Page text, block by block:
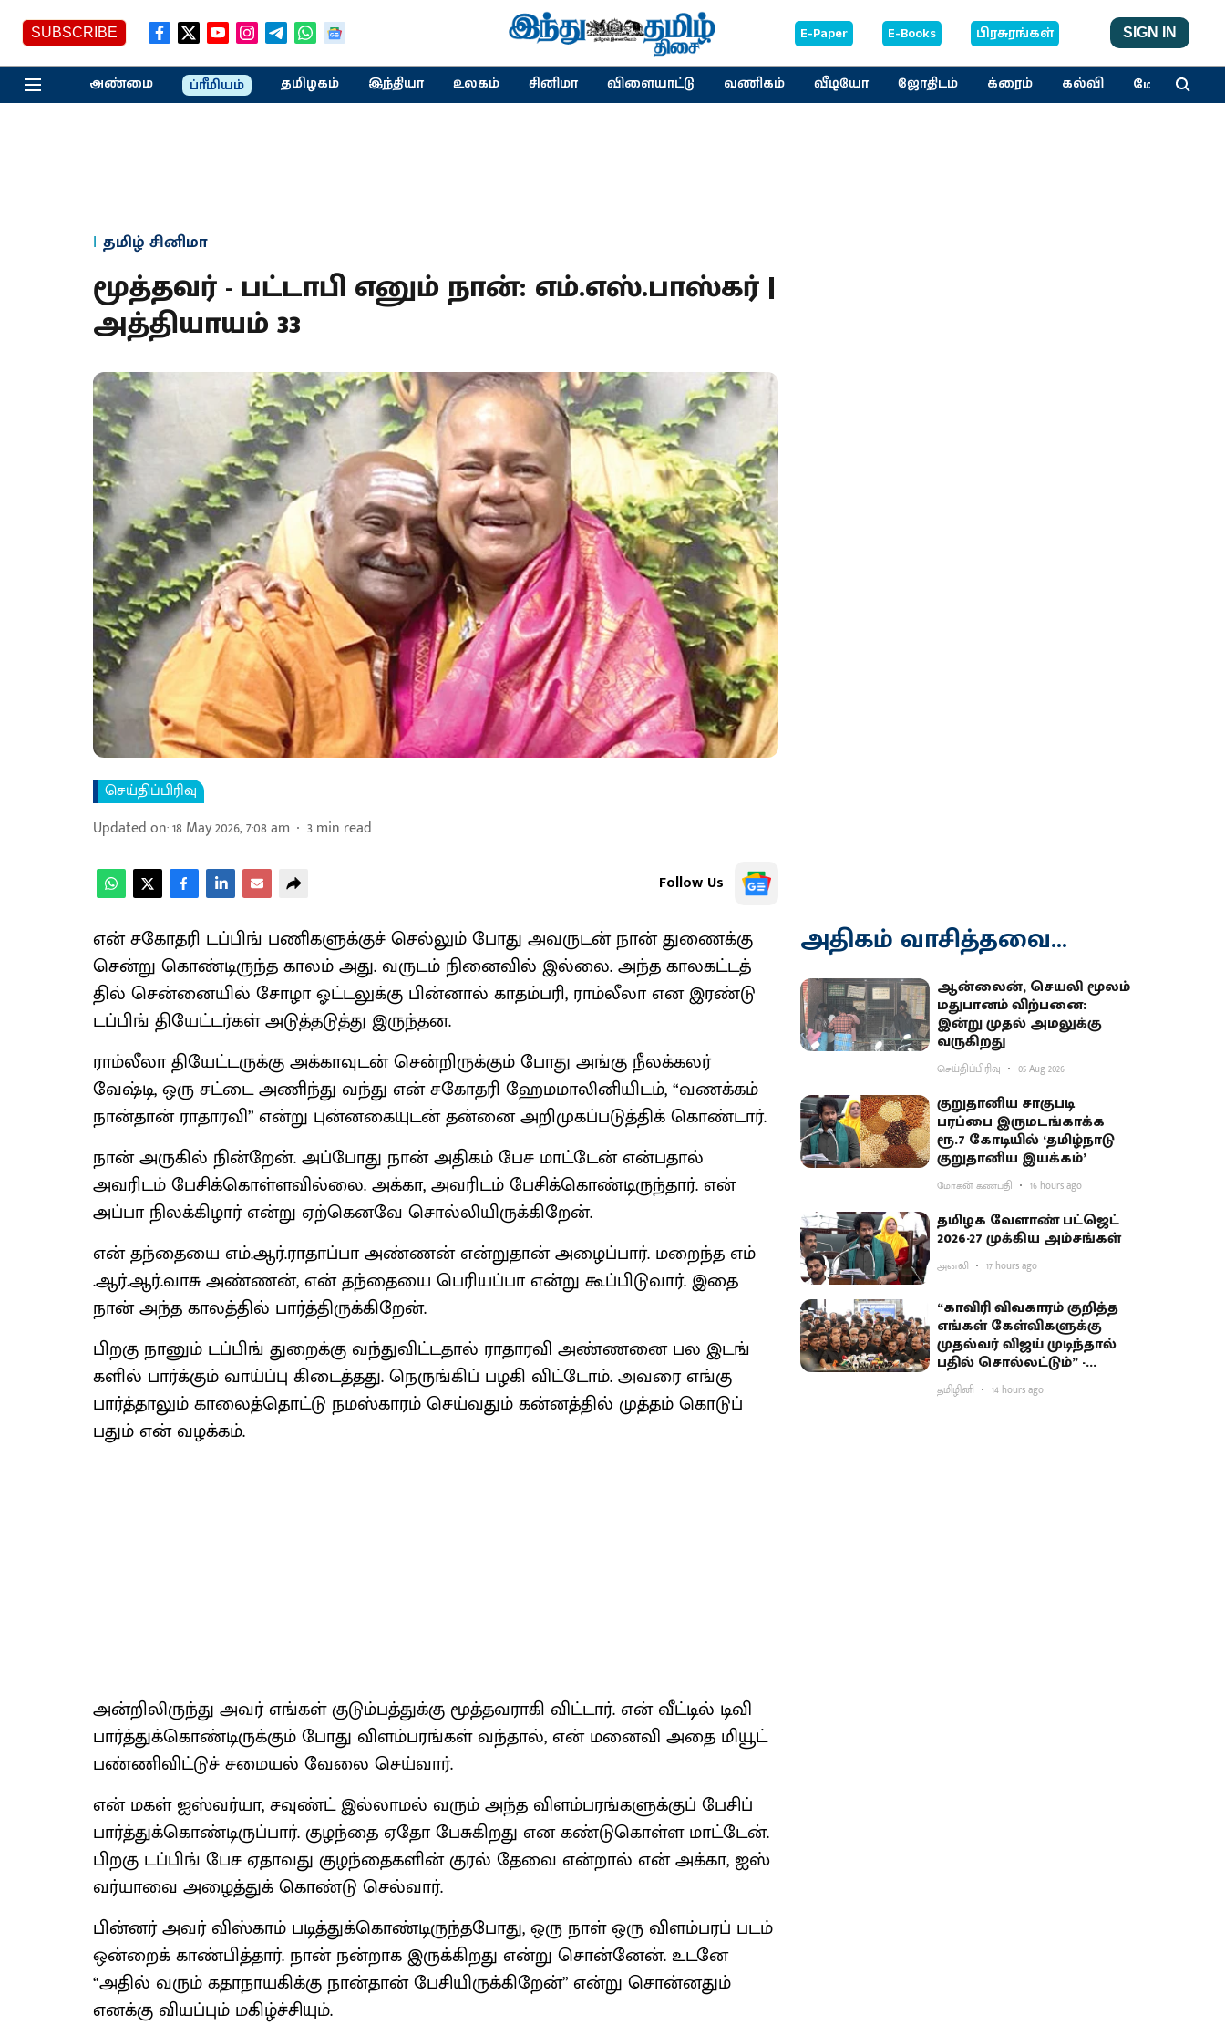
SUBSCRIBE E-Paper E-Books பிரசுரங்கள் SIGN IN
அண்மை ப்ரீமியம் தமிழகம் இந்தியா உலகம் சினிமா விளையாட்டு வணிகம் வீடியோ ஜோதிடம் க்ரைம் கல்வி மேலும்
தமிழ் சினிமா
மூத்தவர் - பட்டாபி எனும் நான்: எம்.எஸ்.பாஸ்கர் |
அத்தியாயம் 33
செய்திப்பிரிவு
Updated on:18 May 2026, 7:08 am 3min read
Follow Us
என் சகோ​தரி டப்​பிங் பணி​களுக்​குச் செல்​லும் போது அவருடன் நான் துணைக்கு
சென்று கொண்​டிருந்த காலம் அது. வருடம் நினை​வில் இல்​லை. அந்த கால​கட்​டத்​
தில் சென்​னை​யில் சோழா ஓட்​டலுக்கு பின்​னால் காதம்​பரி, ராம்​லீலா என இரண்டு
டப்​பிங் தியேட்​டர்​கள் அடுத்​தடுத்து இருந்​தன.
ராம்​லீலா தியேட்​டருக்கு அக்கா​வுடன் சென்​றிருக்​கும் போது அங்கு நீலக்​கலர்
வேஷ்டி, ஒரு சட்டை அணிந்து வந்து என் சகோ​தரி ஹேம​மாலினி​யிடம், “வணக்​கம்
நான்​தான் ராதா​ர​வி” என்று புன்​னகை​யுடன் தன்னை அறி​முகப்​படுத்​திக் கொண்​டார்.
நான் அரு​கில் நின்​றேன். அப்​போது நான் அதி​கம் பேச மாட்​டேன் என்​ப​தால்
அவரிடம் பேசிக்​கொள்​ள​வில்​லை. அக்​கா, அவரிடம் பேசிக்​கொண்​டிருந்​தார். என்
அப்பா நிலக்​கிழார் என்று ஏற்​கெனவே சொல்​லி​யிருக்​கிறேன்.
என் தந்​தையை எம்​.ஆர்​.​ரா​தாப்பா அண்​ணன் என்​று​தான் அழைப்​பார். மறைந்த எம்​
.ஆர்​.ஆர்​.​வாசு அண்​ணன், என் தந்​தையை பெரியப்பா என்று கூப்​பிடு​வார். இதை
நான் அந்த காலத்​தில் பார்த்​திருக்​கிறேன்.
பிறகு நானும் டப்​பிங் துறைக்கு வந்​து​விட்​ட​தால் ராதா​ரவி அண்​ணனை பல இடங்​
களில் பார்க்​கும் வாய்ப்பு கிடைத்​தது. நெருங்​கிப் பழகி விட்​டோம். அவரை எங்கு
பார்த்​தா​லும் காலைத்​தொட்டு நமஸ்​காரம் செய்​வதும் கன்​னத்​தில் முத்​தம் கொடுப்​
பதும் என் வழக்​கம்.
அன்​றி​லிருந்து அவர் எங்​கள் குடும்​பத்​துக்கு மூத்​தவ​ராகி விட்​டார். என் வீட்​டில் டிவி
பார்த்​துக்​கொண்​டிருக்​கும் போது விளம்​பரங்​கள் வந்​தால், என் மனைவி அதை மியூட்
பண்​ணி​விட்​டுச் சமையல் வேலை செய்​வார்.
என் மகள் ஐஸ்​வர்​யா, சவுண்ட் இல்​லாமல் வரும் அந்த விளம்​பரங்​களுக்​குப் பேசிப்​
பார்த்​துக்​கொண்​டிருப்​பார். குழந்தை ஏதோ பேசுகிறது என கண்​டு​கொள்ள மாட்​டேன்.
பிறகு டப்​பிங் பேச ஏதாவது குழந்​தைகளின் குரல் தேவை என்​றால் என் அக்​கா, ஐஸ்​
வர்​யாவை அழைத்​துக் கொண்டு செல்​வார்.
பின்​னர் அவர் விஸ்​காம் படித்​துக்​கொண்​டிருந்​த​போது, ஒரு நாள் ஒரு விளம்​பரப் படம்
ஒன்​றைக் காண்​பித்​தார். நான் நன்​றாக இருக்​கிறது என்று சொன்​னேன். உடனே
“அதில் வரும் கதா​நாயகிக்கு நான்​தான் பேசி​யிருக்​கிறேன்” என்று சொன்​னதும்
எனக்கு வியப்​பும் மகிழ்ச்​சி​யும்.
அதிகம் வாசித்தவை...
ஆன்லைன், செயலி மூலம்
மதுபானம் விற்பனை:
இன்று முதல் அமலுக்கு
வருகிறது
செய்திப்பிரிவு 05 Aug 2026
குறுதானிய சாகுபடி
பரப்பை இருமடங்காக்க
ரூ.7 கோடியில் ‘தமிழ்நாடு
குறுதானிய இயக்கம்’
மோகன் கணபதி 16 hours ago
தமிழக வேளாண் பட்ஜெட்
2026-27 முக்கிய அம்சங்கள்
அனலி 17 hours ago
“காவிரி விவகாரம் குறித்த
எங்கள் கேள்விகளுக்கு
முதல்வர் விஜய் முடிந்தால்
பதில் சொல்லட்டும்” -
உதயநிதி சவால்
தமிழினி 14 hours ago